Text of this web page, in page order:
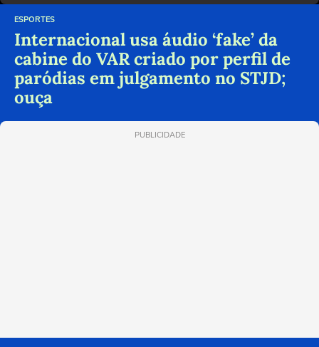
ESPORTES
Internacional usa áudio ‘fake’ da
cabine do VAR criado por perfil de
paródias em julgamento no STJD;
ouça
PUBLICIDADE